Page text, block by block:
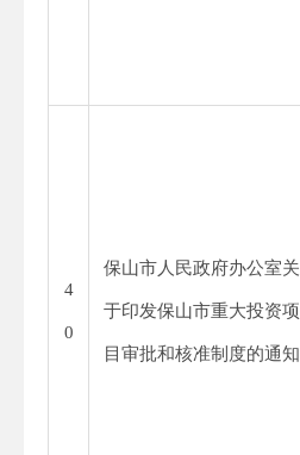
4
0
保山市人民政府办公室关
于印发保山市重大投资项
目审批和核准制度的通知